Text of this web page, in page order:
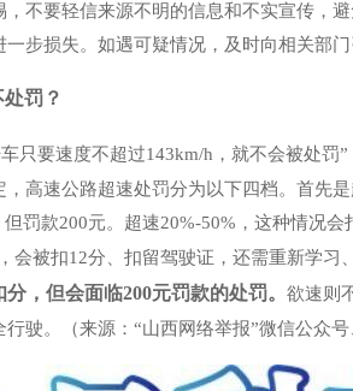
不要轻信来源不明的信息和不实宣传，
步损失。如遇可疑情况，及时向相关部
罚？
只要速度不超过143km/h，就不会被处罚
高速公路超速处罚分为以下四档。首先
罚款200元。超速20%-50%，这种情况
被扣12分、扣留驾驶证，还需重新学习
，但会面临200元罚款的处罚。 欲速则
驶。（来源：“山西网络举报”微信公众号